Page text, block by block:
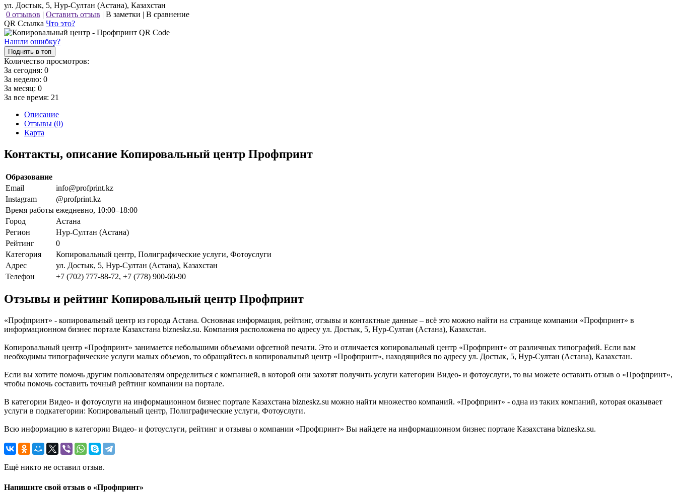
ул. Достык, 5, Нур-Султан (Астана), Казахстан
0 отзывов | Оставить отзыв | В заметки | В сравнение
QR Ссылка Что это?
Нашли ошибку?
Поднять в топ
Количество просмотров:
За сегодня: 0
За неделю: 0
За месяц: 0
За все время: 21
Описание
Отзывы (0)
Карта
Контакты, описание Копировальный центр Профпринт
Образование
Email
info@profprint.kz
Instagram
@profprint.kz
Время работы ежедневно, 10:00–18:00
Город
Астана
Регион
Нур-Султан (Астана)
Рейтинг
0
Категория
Копировальный центр, Полиграфические услуги, Фотоуслуги
Адрес
ул. Достык, 5, Нур-Султан (Астана), Казахстан
Телефон
+7 (702) 777-88-72, +7 (778) 900-60-90
Отзывы и рейтинг Копировальный центр Профпринт
«Профпринт» - копировальный центр из города Астана. Основная информация, рейтинг, отзывы и контактные данные – всё это можно найти на странице компании «Профпринт» в
информационном бизнес портале Казахстана bizneskz.su. Компания расположена по адресу ул. Достык, 5, Нур-Султан (Астана), Казахстан.
Копировальный центр «Профпринт» занимается небольшими объемами офсетной печати. Это и отличается копировальный центр «Профпринт» от различных типографий. Если вам
необходимы типографические услуги малых объемов, то обращайтесь в копировальный центр «Профпринт», находящийся по адресу ул. Достык, 5, Нур-Султан (Астана), Казахстан.
Если вы хотите помочь другим пользователям определиться с компанией, в которой они захотят получить услуги категории Видео- и фотоуслуги, то вы можете оставить отзыв о «Профпринт»,
чтобы помочь составить точный рейтинг компании на портале.
В категории Видео- и фотоуслуги на информационном бизнес портале Казахстана bizneskz.su можно найти множество компаний. «Профпринт» - одна из таких компаний, которая оказывает
услуги в подкатегории: Копировальный центр, Полиграфические услуги, Фотоуслуги.
Всю информацию в категории Видео- и фотоуслуги, рейтинг и отзывы о компании «Профпринт» Вы найдете на информационном бизнес портале Казахстана bizneskz.su.
Ещё никто не оставил отзыв.
Напишите свой отзыв о «Профпринт»